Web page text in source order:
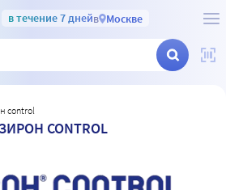
в течение 7 днейв Москве
control
CONTROL